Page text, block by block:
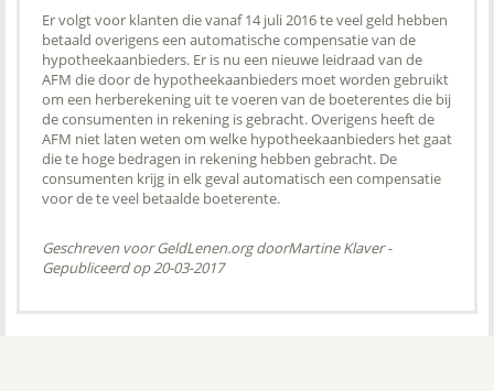
Er volgt voor klanten die vanaf 14 juli 2016 te veel geld hebben
betaald overigens een automatische compensatie van de
hypotheekaanbieders. Er is nu een nieuwe leidraad van de
AFM die door de hypotheekaanbieders moet worden gebruikt
om een herberekening uit te voeren van de boeterentes die bij
de consumenten in rekening is gebracht. Overigens heeft de
AFM niet laten weten om welke hypotheekaanbieders het gaat
die te hoge bedragen in rekening hebben gebracht. De
consumenten krijg in elk geval automatisch een compensatie
voor de te veel betaalde boeterente.
Geschreven voor GeldLenen.org doorMartine Klaver-
Gepubliceerd op 20-03-2017